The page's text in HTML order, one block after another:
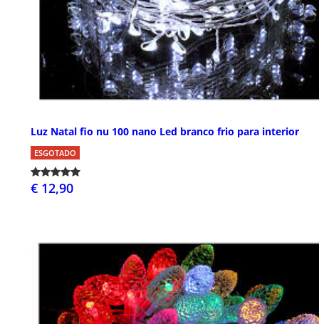
Luz Natal fio nu 100 nano Led branco frio para interior
ESGOTADO
€ 12,90